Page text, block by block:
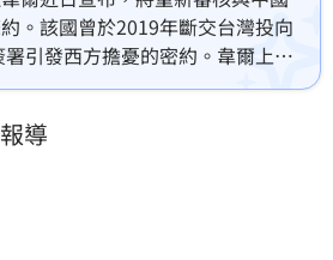
。該國曾於2019年斷交台灣投向
引發西方擔憂的密約。韋爾上任
取得文件，承諾將透明化檢視協
重整安全與經濟關係，全力抗衡
導